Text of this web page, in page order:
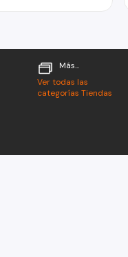
Más...
Ver todas las
categorías Tiendas